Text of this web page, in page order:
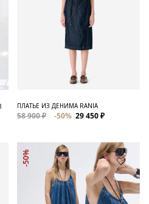
ПЛАТЬЕ ИЗ ДЕНИМА RANIA
58 900 ₽ -50% 29 450 ₽
-50%